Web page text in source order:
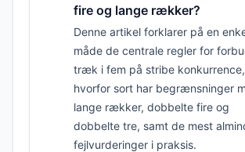
fire og lange rækker?
Denne artikel forklarer på en
måde de centrale regler for
træk i fem på stribe konkurrence,
hvorfor sort har begrænsninger
lange rækker, dobbelte fire og
dobbelte tre, samt de mest
fejlvurderinger i praksis.